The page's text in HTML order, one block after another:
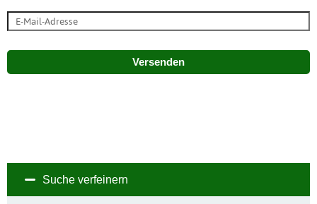
Versenden
Suche verfeinern